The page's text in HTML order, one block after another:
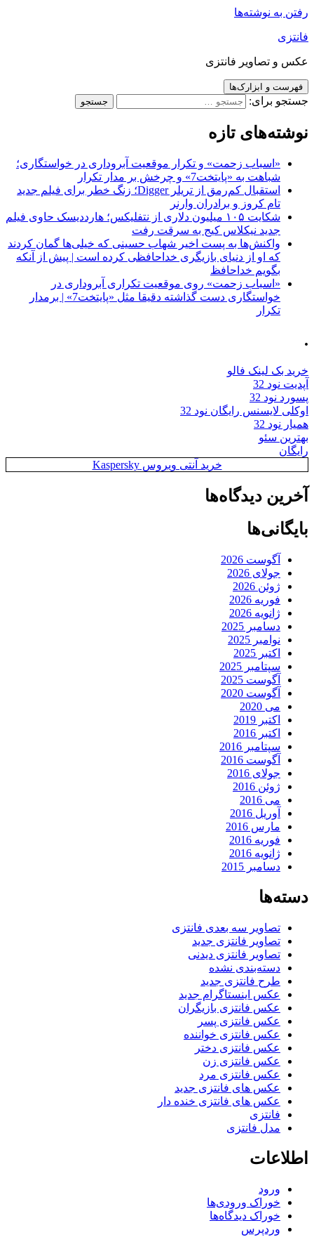
رفتن به نوشته‌ها
فانتزی
عکس و تصاویر فانتزی
فهرست و ابزارک‌ها
جستجو برای:
نوشته‌های تازه
«اسباب زحمت» و تکرار موقعیت آبروداری در خواستگاری؛
شباهت به «پایتخت7» و چرخش بر مدار تکرار
استقبال کم‌رمق از تریلر Digger؛ زنگ خطر برای فیلم جدید
تام کروز و برادران وارنر
شکایت ۱۰۵ میلیون دلاری از نتفلیکس؛ هارددیسک حاوی فیلم
جدید نیکلاس کیج به سرقت رفت
واکنش‌ها به پست اخیر شهاب حسینی که خیلی‌ها گمان کردند
که او از دنیای بازیگری خداحافظی کرده است | پیش از آنکه
بگویم خداحافظ
«اسباب زحمت» روی موقعیت تکراری آبروداری در
خواستگاری دست گذاشته دقیقا مثل «پایتخت7» | برمدار
تکرار
.
خرید بک لینک فالو
آپدیت نود 32
پسورد نود 32
اوکلی لایسنس رایگان نود 32
همیار نود 32
بهترین سئو
رایگان
خرید آنتی ویروس Kaspersky
آخرین دیدگاه‌ها
بایگانی‌ها
آگوست 2026
جولای 2026
ژوئن 2026
فوریه 2026
ژانویه 2026
دسامبر 2025
نوامبر 2025
اکتبر 2025
سپتامبر 2025
آگوست 2025
آگوست 2020
می 2020
اکتبر 2019
اکتبر 2016
سپتامبر 2016
آگوست 2016
جولای 2016
ژوئن 2016
می 2016
آوریل 2016
مارس 2016
فوریه 2016
ژانویه 2016
دسامبر 2015
دسته‌ها
تصاویر سه بعدی فانتزی
تصاویر فانتزی جدید
تصاویر فانتزی دیدنی
دسته‌بندی نشده
طرح فانتزی جدید
عکس اینستاگرام جدید
عکس فانتزی بازیگران
عکس فانتزی پسر
عکس فانتزی خواننده
عکس فانتزی دختر
عکس فانتزی زن
عکس فانتزی مرد
عکس های فانتزی جدید
عکس های فانتزی خنده دار
فانتزی
مدل فانتزی
اطلاعات
ورود
خوراک ورودی‌ها
خوراک دیدگاه‌ها
وردپرس